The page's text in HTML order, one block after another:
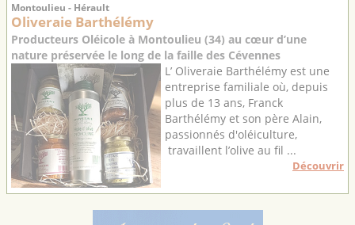
Montoulieu - Hérault
Oliveraie Barthélémy
Producteurs Oléicole à Montoulieu (34) au cœur d’une
nature préservée le long de la faille des Cévennes
L’ Oliveraie Barthélémy est une
entreprise familiale où, depuis
plus de 13 ans, Franck
Barthélémy et son père Alain,
passionnés d'oléiculture,
travaillent l’olive au fil ...
Découvrir